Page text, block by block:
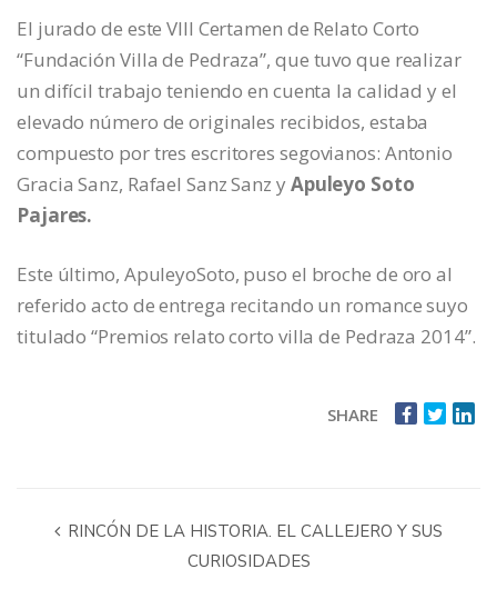
El jurado de este VIII Certamen de Relato Corto
“Fundación Villa de Pedraza”, que tuvo que realizar
un difícil trabajo teniendo en cuenta la calidad y el
elevado número de originales recibidos, estaba
compuesto por tres escritores segovianos: Antonio
Gracia Sanz, Rafael Sanz Sanz y Apuleyo Soto
Pajares.
Este último, ApuleyoSoto, puso el broche de oro al
referido acto de entrega recitando un romance suyo
titulado “Premios relato corto villa de Pedraza 2014”.
SHARE
RINCÓN DE LA HISTORIA. EL CALLEJERO Y SUS
CURIOSIDADES